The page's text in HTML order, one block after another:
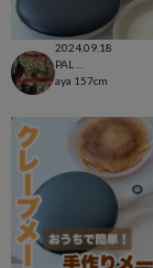
2024.09.18
aya 157cm